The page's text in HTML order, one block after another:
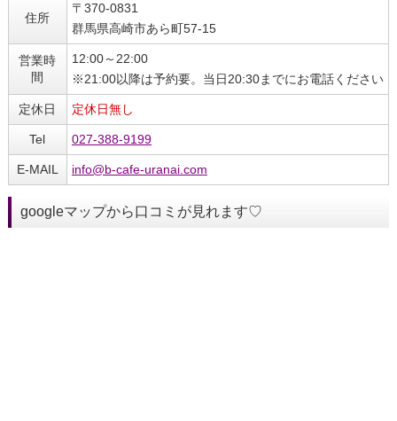
住所
〒370-0831
群馬県高崎市あら町57‐15
営業時
間
12:00～22:00
※21:00以降は予約要。当日20:30までにお電話ください
定休日 定休日無し
Tel 027‐388‐9199
E-MAIL info@b-cafe-uranai.com
googleマップから口コミが見れます♡